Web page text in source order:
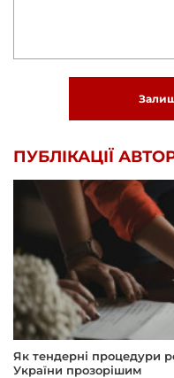
ПУБЛІКАЦІЇ
Як тендерні процедури
України прозорішим